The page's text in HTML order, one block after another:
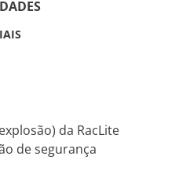
da RacLite
de segurança